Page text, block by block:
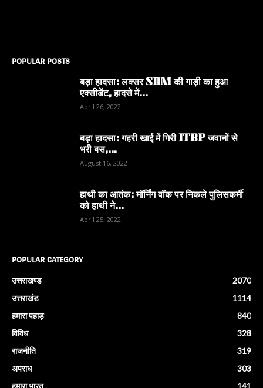
POPULAR POSTS
बड़ा हादसा: लक्सर SDM की गाड़ी का हुआ
एक्सीडेंट, हादसे में...
April 26, 2022
बड़ा हादसा: गहरी खाई में गिरी ITBP जवानों से
भरी बस,...
August 16, 2022
हाथी का आतंक: मॉर्निंग वॉक पर निकले पुलिसकर्मी
को हाथी ने...
April 25, 2022
POPULAR CATEGORY
उत्तराखण्ड
2070
उत्तराखंड
1114
हमारा पहाड़
840
विविध
328
राजनीति
319
अपराध
303